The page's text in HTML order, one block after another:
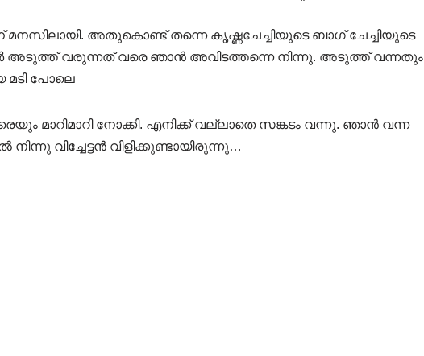
മനസിലായി. അതുകൊണ്ട് തന്നെ കൃഷ്ണചേച്ചിയുടെ ബാഗ് ചേച്ചിയുടെ
വരുന്നത് വരെ ഞാൻ അവിടത്തന്നെ നിന്നു. അടുത്ത് വന്നതും
പോലെ
മാറിമാറി നോക്കി. എനിക്ക് വല്ലാതെ സങ്കടം വന്നു. ഞാൻ വന്ന
വിച്ചേട്ടൻ വിളിക്കുണ്ടായിരുന്നു…